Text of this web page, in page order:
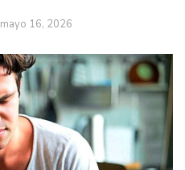
mayo 16, 2026